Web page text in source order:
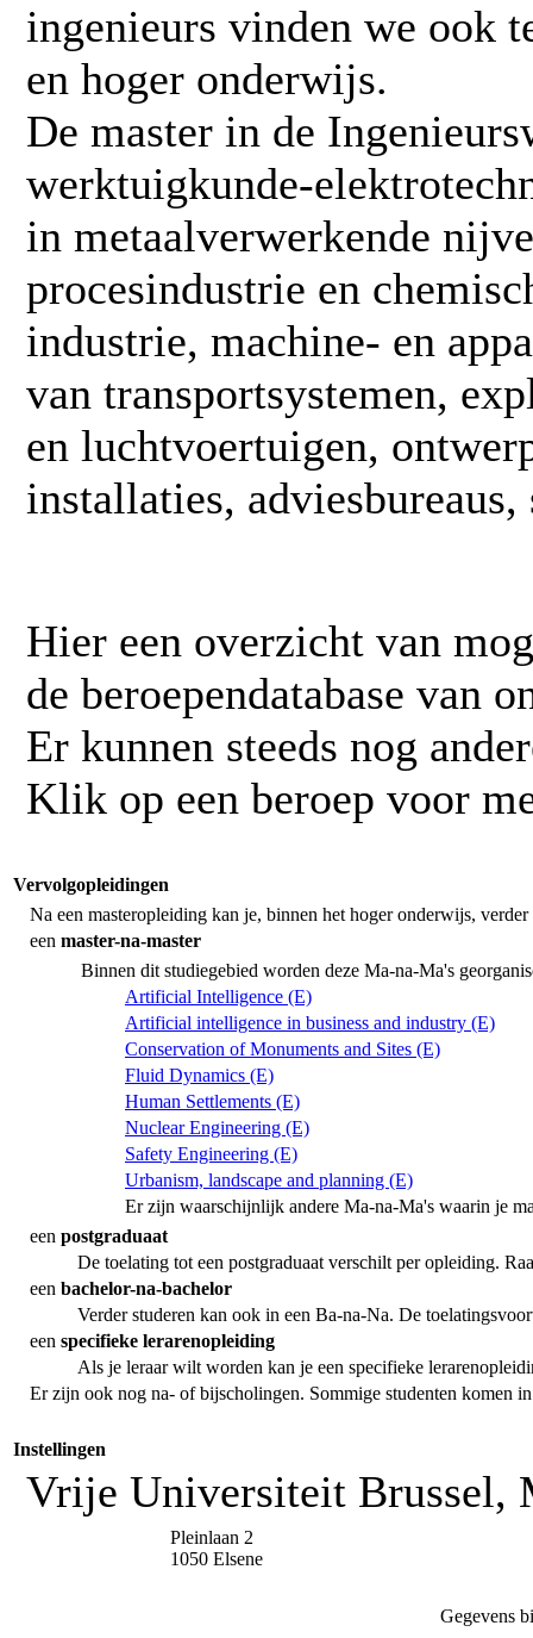
ingenieurs vinden we ook
en hoger onderwijs.
De master in de
werktuigkunde-
in metaalverwerkende
procesindustrie en
industrie, machine- en
van transportsystemen,
en luchtvoertuigen,
installaties,
Hier een overzicht van
de beroependatabase van
Er kunnen steeds nog
Klik op een beroep voor
Vervolgopleidingen
Na een masteropleiding kan je, binnen het hoger onderwijs, verder
een master-na-master
Binnen dit studiegebied worden deze Ma-na-Ma's
Artificial Intelligence (E)
Artificial intelligence in business and industry (E)
Conservation of Monuments and Sites (E)
Fluid Dynamics (E)
Human Settlements (E)
Nuclear Engineering (E)
Safety Engineering (E)
Urbanism, landscape and planning (E)
Er zijn waarschijnlijk andere Ma-na-Ma's waarin je
een postgraduaat
De toelating tot een postgraduaat verschilt per opleiding.
een bachelor-na-bachelor
Verder studeren kan ook in een Ba-na-Na. De
een specifieke lerarenopleiding
Als je leraar wilt worden kan je een specifieke
Er zijn ook nog na- of bijscholingen. Sommige studenten komen
Instellingen
Vrije Universiteit Brussel,
Pleinlaan 2
1050 Elsene
Gegevens